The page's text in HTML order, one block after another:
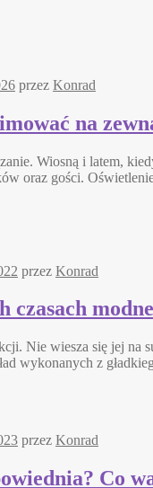
przez Konrad
na
Wiosną i latem,
oraz gości.
przez Konrad
czasach
Nie wiesza się jej na
wykonanych z
przez Konrad
Co